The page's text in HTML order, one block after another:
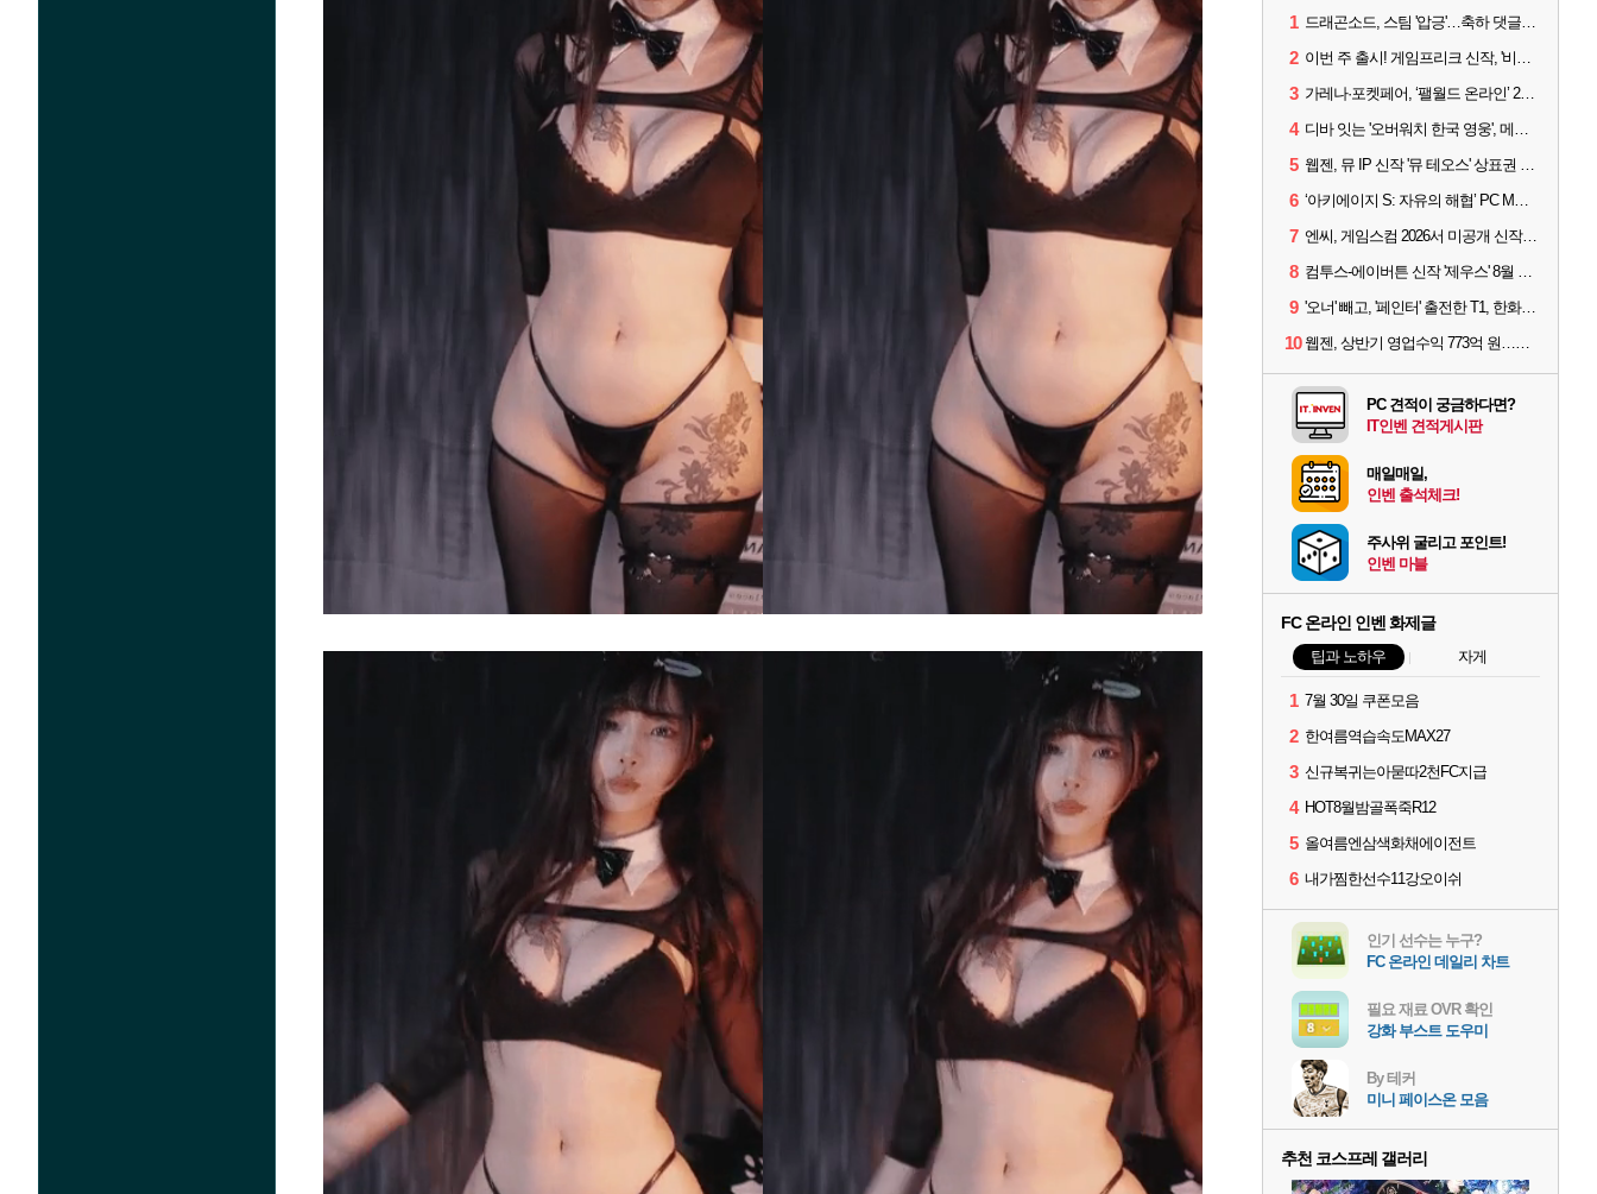
1 드래곤소드, 스팀 '압긍'…축하 댓글 달고 게임 코드 받자!
2 이번 주 출시! 게임프리크 신작, '비스트 오브 리인카네이션'
3 가레나·포켓페어, ‘팰월드 온라인’ 2026년 출시 예고
4 디바 잇는 '오버워치 한국 영웅', 메카 파일럿 디몬 나온다
5 웹젠, 뮤 IP 신작 '뮤 테오스' 상표권 출원
6 ‘아키에이지 S: 자유의 해협’ PC MMORPG로 개발한다
7 엔씨, 게임스컴 2026서 미공개 신작 최초 공개
8 컴투스-에이버튼 신작 '제우스' 8월 26일 출시…"모두를 위한 경쟁"
9 '오너' 빼고, '페인터' 출전한 T1, 한화생명에 패배
10 웹젠, 상반기 영업수익 773억 원…순이익 89% 증가
PC 견적이 궁금하다면?
IT인벤 견적게시판
매일매일,
인벤 출석체크!
주사위 굴리고 포인트!
인벤 마블
FC 온라인 인벤 화제글
팁과 노하우 자게
1 7월 30일 쿠폰모음
2 한여름역습속도MAX27
3 신규복귀는아묻따2천FC지급
4 HOT8월밤골폭죽R12
5 올여름엔삼색화채에이전트
6 내가찜한선수11강오이쉬
인기 선수는 누구?
FC 온라인 데일리 차트
필요 재료 OVR 확인
강화 부스트 도우미
By 테커
미니 페이스온 모음
추천 코스프레 갤러리